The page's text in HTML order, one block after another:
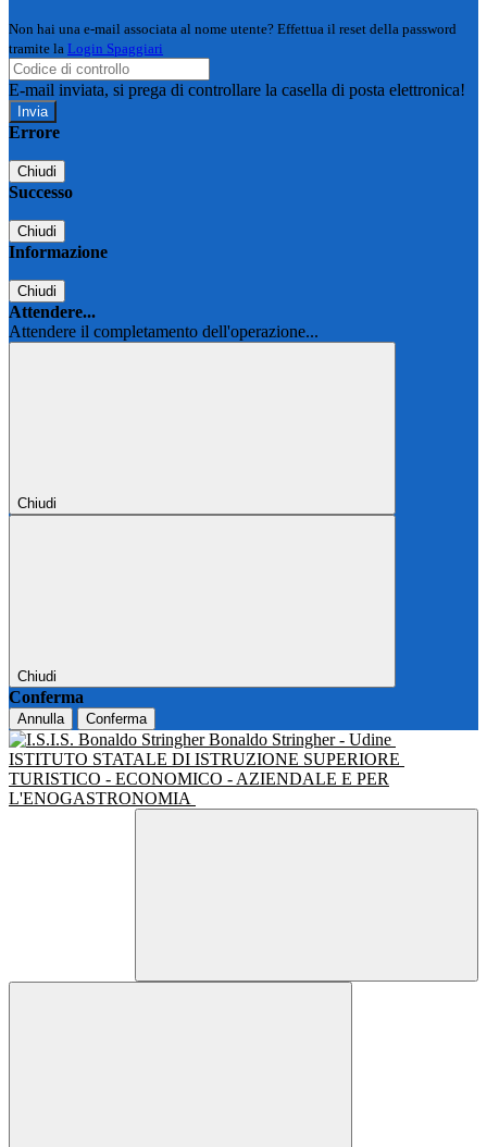
Non hai una e-mail associata al nome utente? Effettua il reset della password
tramite la Login Spaggiari
E-mail inviata, si prega di controllare la casella di posta elettronica!
Errore
Chiudi
Successo
Chiudi
Informazione
Chiudi
Attendere...
Attendere il completamento dell'operazione...
Chiudi
Chiudi
Conferma
Annulla Conferma
Bonaldo Stringher - Udine
ISTITUTO STATALE DI ISTRUZIONE SUPERIORE
TURISTICO - ECONOMICO - AZIENDALE E PER
L'ENOGASTRONOMIA